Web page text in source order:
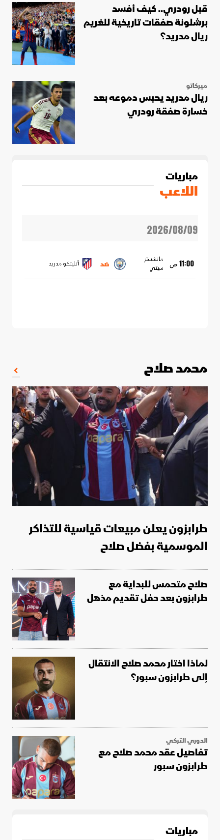
قبل رودري.. كيف أفسد
برشلونة صفقات تاريخية للغريم
ريال مدريد؟
ميركاتو
ريال مدريد يحبس دموعه بعد
خسارة صفقة رودري
مباريات
اللاعب
2026/08/09
11:00 ص
مانشستر
سيتي
ضد أتليتكو مدريد
محمد صلاح
طرابزون يعلن مبيعات قياسية للتذاكر
الموسمية بفضل صلاح
صلاح متحمس للبداية مع
طرابزون بعد حفل تقديم مذهل
لماذا اختار محمد صلاح الانتقال
إلى طرابزون سبور؟
الدوري التركي
تفاصيل عقد محمد صلاح مع
طرابزون سبور
مباريات